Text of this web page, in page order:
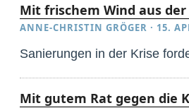
Mit frischem Wind aus
ANNE-CHRISTIN GRÖGER · 15.
Sanierungen in der Krise
Mit gutem Rat gegen die